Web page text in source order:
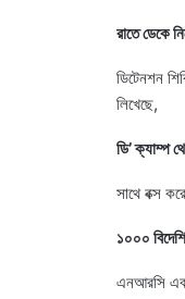
রাতে ডেকে
ডিটেনশন
লিখেছে,
ডি’ ক্যাম্প
সাথে বক্স
১০০০
এনআরসি